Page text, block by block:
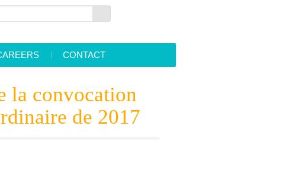
CONTACT
IR contact
Email alerts
la convocation
de 2017